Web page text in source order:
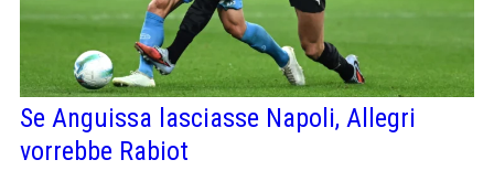
Se Anguissa lasciasse Napoli, Allegri
vorrebbe Rabiot